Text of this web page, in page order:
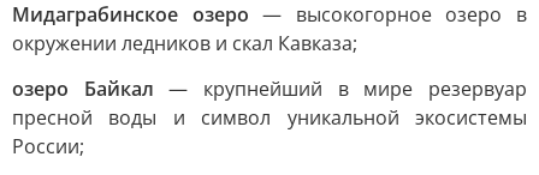
Мидаграбинское озеро — высокогорное озеро в
окружении ледников и скал Кавказа;
озеро Байкал — крупнейший в мире резервуар
пресной воды и символ уникальной экосистемы
России;